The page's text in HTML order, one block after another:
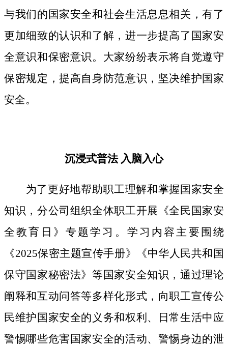
与我们的国家安全和社会生活息息相关，有了
更加细致的认识和了解，进一步提高了国家安
全意识和保密意识。大家纷纷表示将自觉遵守
保密规定，提高自身防范意识，坚决维护国家
安全。
沉浸式普法 入脑入心
为了更好地帮助职工理解和掌握国家安全
知识，分公司组织全体职工开展《全民国家安
全教育日》专题学习。学习内容主要围绕
《2025保密主题宣传手册》《中华人民共和国
保守国家秘密法》等国家安全知识，通过理论
阐释和互动问答等多样化形式，向职工宣传公
民维护国家安全的义务和权利、日常生活中应
警惕哪些危害国家安全的活动、警惕身边的泄